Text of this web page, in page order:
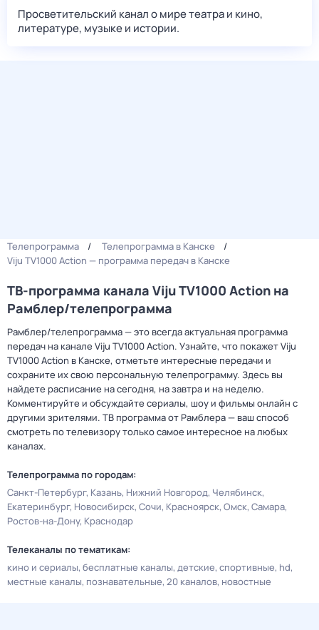
Просветительский канал о мире театра и кино,
литературе, музыке и истории.
Телепрограмма
Телепрограмма в Канске
Viju TV1000 Action — программа передач в Канске
ТВ-программа канала Viju TV1000 Action на
Рамблер/телепрограмма
Рамблер/телепрограмма — это всегда актуальная программа
передач на канале Viju TV1000 Action. Узнайте, что покажет Viju
TV1000 Action в Канске, отметьте интересные передачи и
сохраните их свою персональную телепрограмму. Здесь вы
найдете расписание на сегодня, на завтра и на неделю.
Комментируйте и обсуждайте сериалы, шоу и фильмы онлайн с
другими зрителями. ТВ программа от Рамблера — ваш способ
смотреть по телевизору только самое интересное на любых
каналах.
Телепрограмма по городам:
Санкт-Петербург Казань Нижний Новгород Челябинск
Екатеринбург Новосибирск Сочи Красноярск Омск Самара
Ростов-на-Дону Краснодар
Телеканалы по тематикам:
кино и сериалы бесплатные каналы детские спортивные hd
местные каналы познавательные 20 каналов новостные